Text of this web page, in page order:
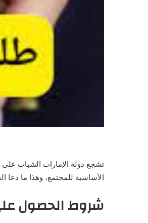
تشجع دولة الإمارات الشباب على
الأساسية للمجتمع، وهذا ما دعا
شروط الحصول